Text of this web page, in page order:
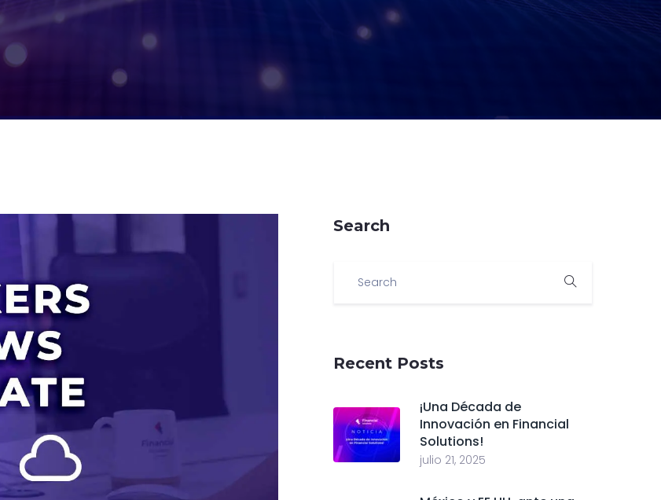
Search
Recent Posts
¡Una Década de
Innovación en Financial
Solutions!
julio 21, 2025